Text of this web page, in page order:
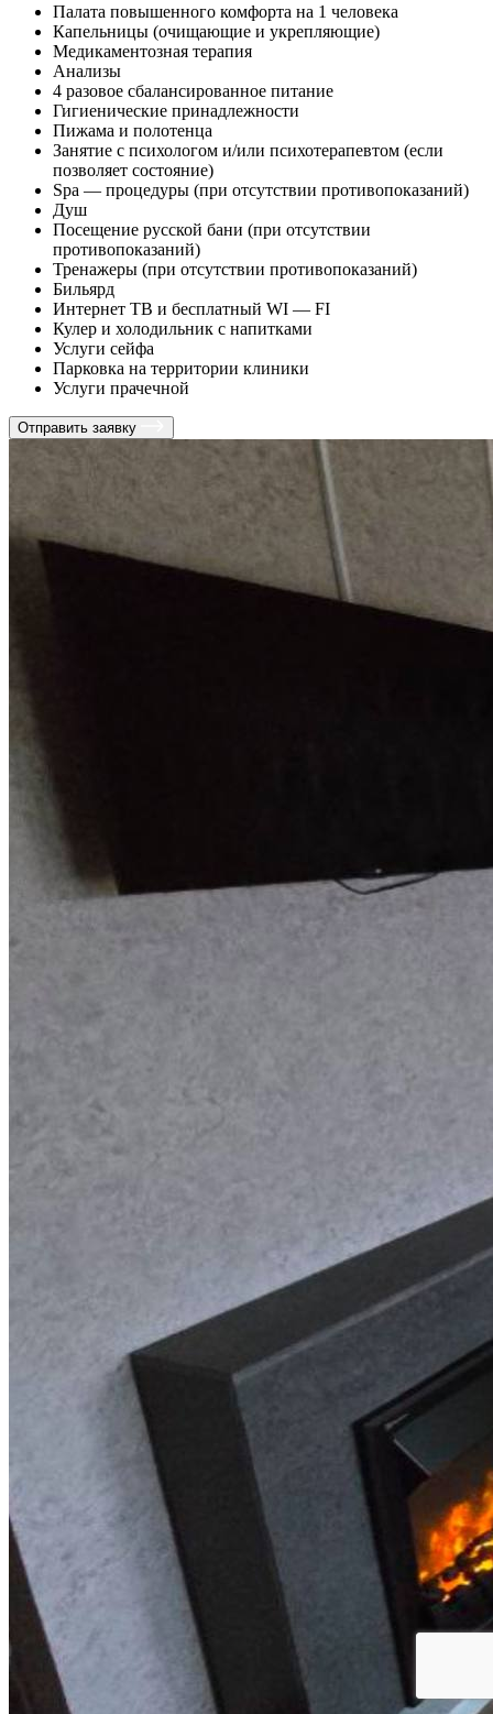
Палата повышенного комфорта на 1 человека
Капельницы (очищающие и укрепляющие)
Медикаментозная терапия
Анализы
4 разовое сбалансированное питание
Гигиенические принадлежности
Пижама и полотенца
Занятие с психологом и/или психотерапевтом (если
позволяет состояние)
Spa — процедуры (при отсутствии противопоказаний)
Душ
Посещение русской бани (при отсутствии
противопоказаний)
Тренажеры (при отсутствии противопоказаний)
Бильярд
Интернет ТВ и бесплатный WI — FI
Кулер и холодильник с напитками
Услуги сейфа
Парковка на территории клиники
Услуги прачечной
Отправить заявку